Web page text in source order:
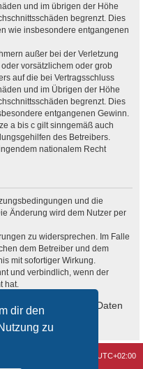
dir den
zu
und im übrigen der Höhe
begrenzt. Dies
wie insbesondere entgangenen
außer bei der Verletzung
vorsätzlichem oder grob
auf die bei Vertragsschluss
und im Übrigen der Höhe
begrenzt. Dies
entgangenen Gewinn.
a bis c gilt sinngemäß auch
des Betreibers.
nationalem Recht
und die
Änderung wird dem Nutzer per
zu widersprechen. Im Falle
dem Betreiber und dem
mit sofortiger Wirkung.
und verbindlich, wenn der
hat.
deinen persönlichen Daten
UTC+02:00